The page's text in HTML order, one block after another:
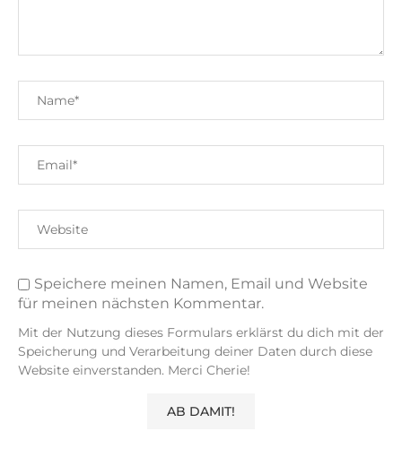
Speichere meinen Namen, Email und Website
für meinen nächsten Kommentar.
Mit der Nutzung dieses Formulars erklärst du dich mit der
Speicherung und Verarbeitung deiner Daten durch diese
Website einverstanden. Merci Cherie!